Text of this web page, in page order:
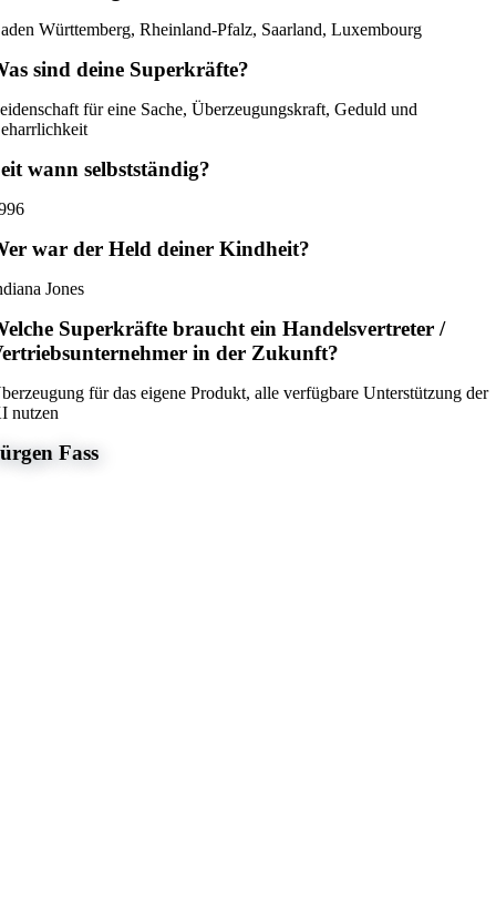
Württemberg, Rheinland-Pfalz, Saarland, Luxembourg
sind deine Superkräfte?
für eine Sache, Überzeugungskraft, Geduld und
wann selbstständig?
war der Held deiner Kindheit?
Jones
Superkräfte braucht ein Handelsvertreter /
in der Zukunft?
für das eigene Produkt, alle verfügbare Unterstützung der
nutzen
Fass